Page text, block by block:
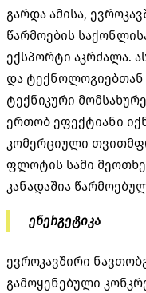
გარდა ამისა,
წარმოების
ექსპორტი აკრძალა.
და ტექნოლოგიებთან
ტექნიკური
ერთობ ეფექტიანი
კომერციული
ფლოტის სამი
კანადაშია
ენერგეტიკა
ევროკავშირი
გამოყენებული